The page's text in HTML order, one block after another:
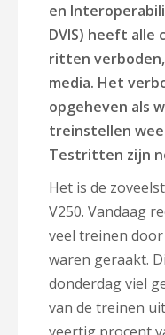
en
DVIS) heeft alle
ritten
media. Het
opgeheven als
treinstellen
Testritten zijn
Het is de
V250. Vandaag
veel treinen
waren geraakt.
donderdag viel
van de treinen